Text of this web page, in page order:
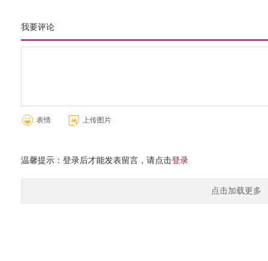
我要评论
表情 上传图片
温馨提示：登录后才能发表留言，请点击登录
点击加载更多